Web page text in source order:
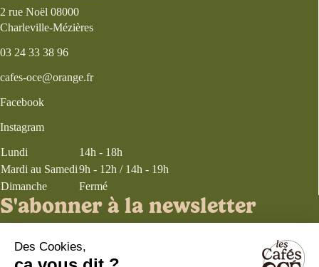
2 rue Noël 08000
Charleville-Mézières
03 24 33 38 96
cafes-oce@orange.fr
Facebook
Instagram
Lundi
14h - 18h
Mardi au Samedi9h - 12h / 14h - 19h
Dimanche
Fermé
S'abonner à la newsletter